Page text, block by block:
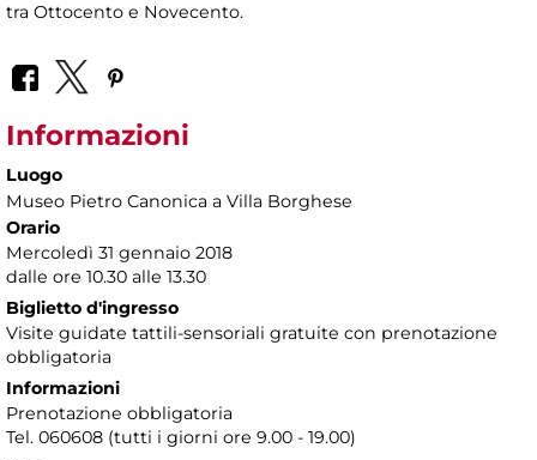
tra Ottocento e Novecento.
Informazioni
Luogo
Museo Pietro Canonica a Villa Borghese
Orario
Mercoledì 31 gennaio 2018
dalle ore 10.30 alle 13.30
Biglietto d'ingresso
Visite guidate tattili-sensoriali gratuite con prenotazione
obbligatoria
Informazioni
Prenotazione obbligatoria
Tel. 060608 (tutti i giorni ore 9.00 - 19.00)